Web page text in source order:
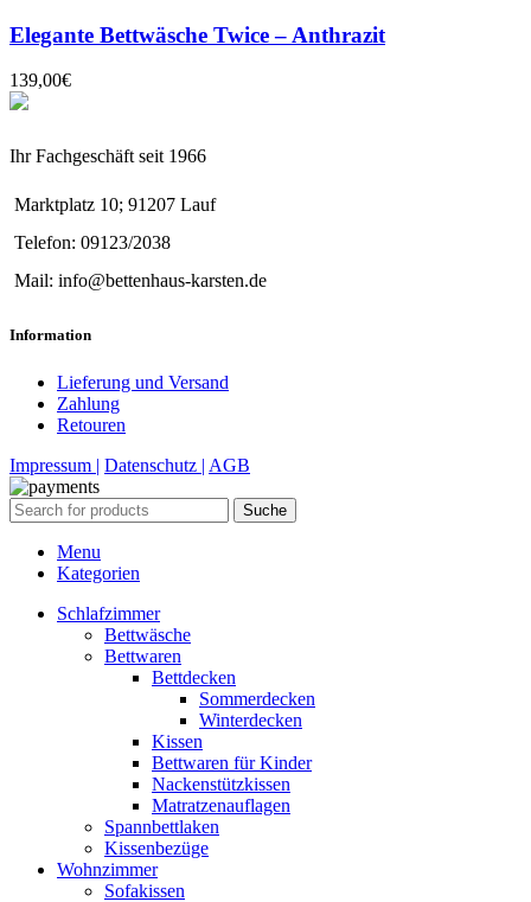
Elegante Bettwäsche Twice – Anthrazit
139,00€
Ihr Fachgeschäft seit 1966
Marktplatz 10; 91207 Lauf
Telefon: 09123/2038
Mail: info@bettenhaus-karsten.de
Information
Lieferung und Versand
Zahlung
Retouren
Impressum | Datenschutz | AGB
Suche
Menu
Kategorien
Schlafzimmer
Bettwäsche
Bettwaren
Bettdecken
Sommerdecken
Winterdecken
Kissen
Bettwaren für Kinder
Nackenstützkissen
Matratzenauflagen
Spannbettlaken
Kissenbezüge
Wohnzimmer
Sofakissen